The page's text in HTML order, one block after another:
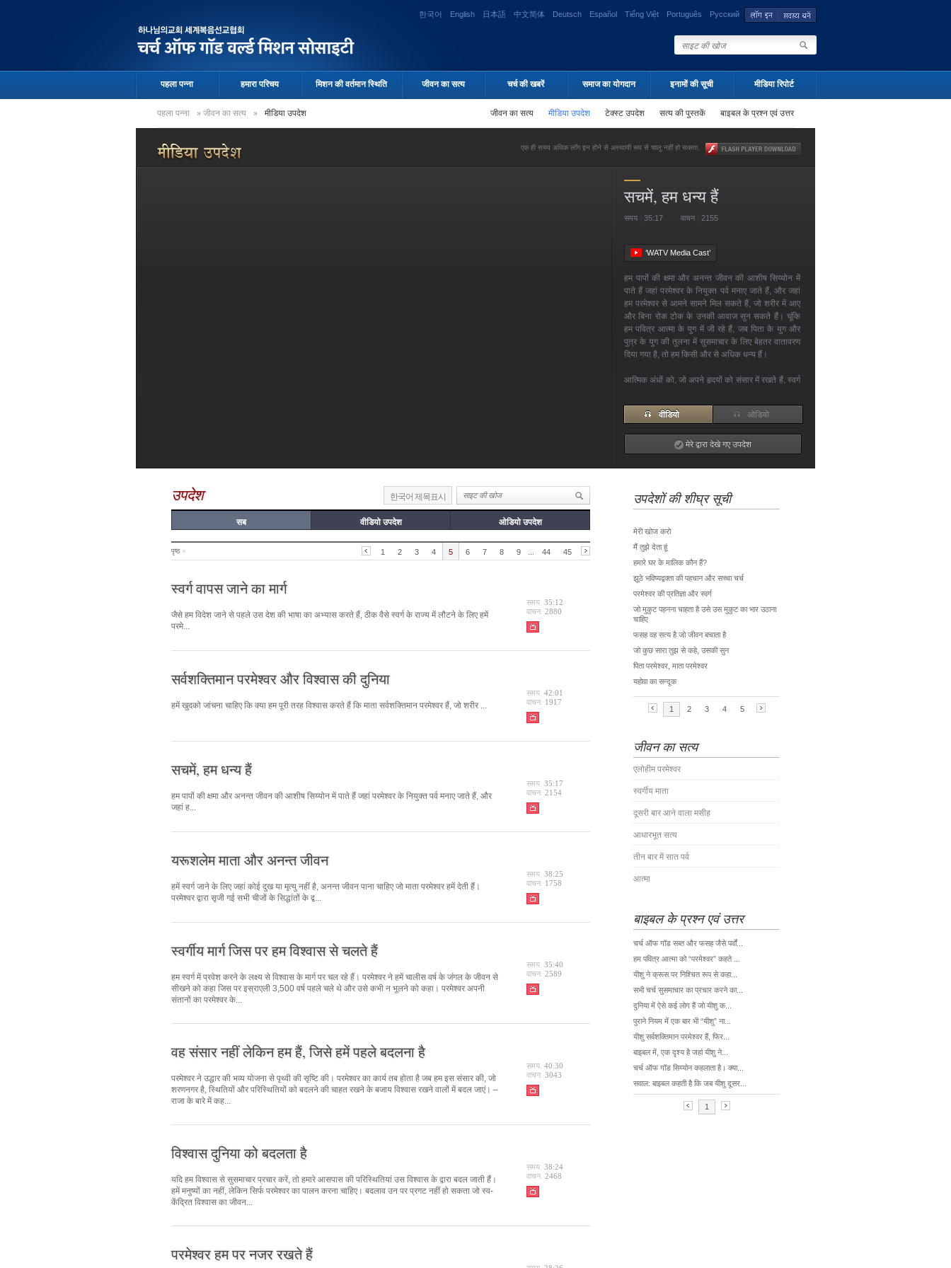
한국어 English 日本語 中文简体 Deutsch Español Tiếng Việt Português Русский
पहला पन्ना हमारा परिचय मिशन की वर्तमान स्थिति जीवन का सत्य चर्च की खबरें समाज का योगदान इनामों की सूची मीडिया रिपोर्ट
पहला पन्ना »जीवन का सत्य » मीडिया उपदेश जीवन का सत्य मीडिया उपदेश टेक्स्ट उपदेश सत्य की पुस्तकें बाइबल के प्रश्न एवं उत्तर
एक ही समय अधिक लॉग इन होने से अस्थायी रूप से चालू नहीं हो सकता.
उपदेश 한국어 제목표시
सब वीडियो उपदेश ओडियो उपदेश
पृष्ठ » 1 2 3 4 5 6 7 8 9 44 45
स्वर्ग वापस जाने का मार्ग
जैसे हम विदेश जाने से पहले उस देश की भाषा का अभ्यास करते हैं, ठीक वैसे स्वर्ग के राज्य में लौटने के लिए हमें
परमे...
समय. 35:12
वाचन. 2880
सर्वशक्तिमान परमेश्वर और विश्वास की दुनिया
हमें खुदको जांचना चाहिए कि क्या हम पूरी तरह विश्वास करते हैं कि माता सर्वशक्तिमान परमेश्वर हैं, जो शरीर ...
समय. 42:01
वाचन. 1917
सचमें, हम धन्य हैं
हम पापों की क्षमा और अनन्त जीवन की आशीष सिय्योन में पाते हैं जहां परमेश्वर के नियुक्त पर्व मनाए जाते हैं, और
जहां ह...
समय. 35:17
वाचन. 2154
यरूशलेम माता और अनन्त जीवन
हमें स्वर्ग जाने के लिए जहां कोई दुख या मृत्यु नहीं है, अनन्त जीवन पाना चाहिए जो माता परमेश्वर हमें देती हैं।
परमेश्वर द्वारा सृजी गई सभी चीजों के सिद्धांतों के द्व...
समय. 38:25
वाचन. 1758
स्वर्गीय मार्ग जिस पर हम विश्वास से चलते हैं
हम स्वर्ग में प्रवेश करने के लक्ष्य से विश्वास के मार्ग पर चल रहे हैं। परमेश्वर ने हमें चालीस वर्ष के जंगल के जीवन से
सीखने को कहा जिस पर इस्राएली 3,500 वर्ष पहले चले थे और उसे कभी न भूलने को कहा। परमेश्वर अपनी
संतानों का परमेश्वर के...
समय. 35:40
वाचन. 2589
वह संसार नहीं लेकिन हम हैं, जिसे हमें पहले बदलना है
परमेश्वर ने उद्धार की भव्य योजना से पृथ्वी की सृष्टि की। परमेश्वर का कार्य तब होता है जब हम इस संसार की, जो
शरणनगर है, स्थितियों और परिस्थितियों को बदलने की चाहत रखने के बजाय विश्वास रखने वालों में बदल जाएं। –
राजा के बारे में कह...
समय. 40:30
वाचन. 3043
विश्वास दुनिया को बदलता है
यदि हम विश्वास से सुसमाचार प्रचार करें, तो हमारे आसपास की परिस्थितियां उस विश्वास के द्वारा बदल जाती हैं।
हमें मनुष्यों का नहीं, लेकिन सिर्फ परमेश्वर का पालन करना चाहिए। बदलाव उन पर प्रगट नहीं हो सकता जो स्व-
केंद्रित विश्वास का जीवन...
समय. 38:24
वाचन. 2468
परमेश्वर हम पर नजर रखते हैं
जीवन का सत्य
एलोहीम परमेश्वर
स्वर्गीय माता
दूसरी बार आने वाला मसीह
आधारभूत सत्य
तीन बार में सात पर्व
आत्मा